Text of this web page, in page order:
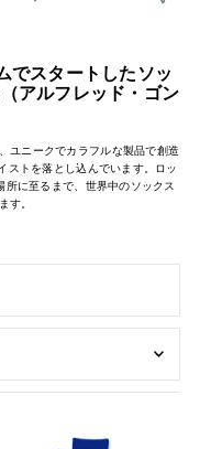
でスタートしたソッ
アルフレッド・ゴン
ユニークでカラフルな製品で創造
ストを落とし込んでいます。ロッ
に至るまで、世界中のソックス
す。